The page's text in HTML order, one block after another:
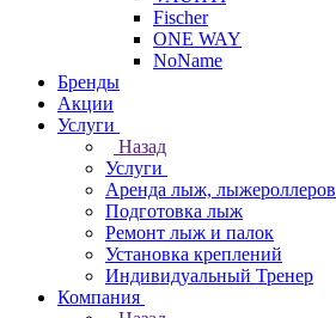
Fischer
ONE WAY
NoName
Бренды
Акции
Услуги
Назад
Услуги
Аренда лыж, лыжероллеров
Подготовка лыж
Ремонт лыж и палок
Установка креплений
Индивидуальный Тренер
Компания